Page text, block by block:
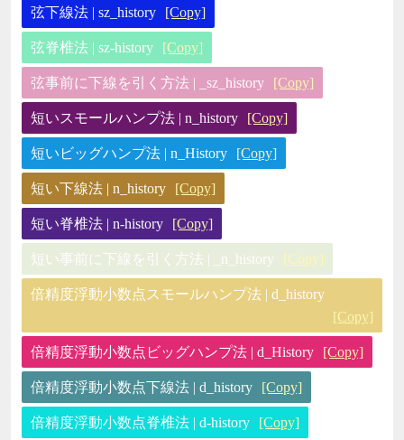
弦下線法 | sz_history [Copy]
弦脊椎法 | sz-history [Copy]
弦事前に下線を引く方法 | _sz_history [Copy]
短いスモールハンプ法 | n_history [Copy]
短いビッグハンプ法 | n_History [Copy]
短い下線法 | n_history [Copy]
短い脊椎法 | n-history [Copy]
短い事前に下線を引く方法 | _n_history [Copy]
倍精度浮動小数点スモールハンプ法 | d_history
[Copy]
倍精度浮動小数点ビッグハンプ法 | d_History [Copy]
倍精度浮動小数点下線法 | d_history [Copy]
倍精度浮動小数点脊椎法 | d-history [Copy]